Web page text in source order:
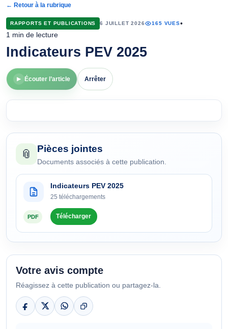
← Retour à la rubrique
RAPPORTS ET PUBLICATIONS 6 JUILLET 2026 165 VUES•
1 min de lecture
Indicateurs PEV 2025
▶ Écouter l’article Arrêter
📎 Pièces jointes
Documents associés à cette publication.
Indicateurs PEV 2025
25 téléchargements
PDF Télécharger
Votre avis compte
Réagissez à cette publication ou partagez-la.